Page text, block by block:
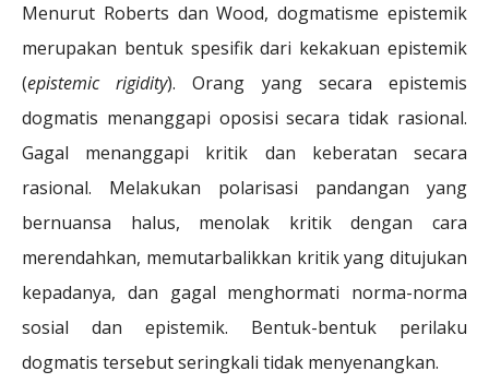
Menurut Roberts dan Wood, dogmatisme epistemik
merupakan bentuk spesifik dari kekakuan epistemik
(epistemic rigidity). Orang yang secara epistemis
dogmatis menanggapi oposisi secara tidak rasional.
Gagal menanggapi kritik dan keberatan secara
rasional. Melakukan polarisasi pandangan yang
bernuansa halus, menolak kritik dengan cara
merendahkan, memutarbalikkan kritik yang ditujukan
kepadanya, dan gagal menghormati norma-norma
sosial dan epistemik. Bentuk-bentuk perilaku
dogmatis tersebut seringkali tidak menyenangkan.